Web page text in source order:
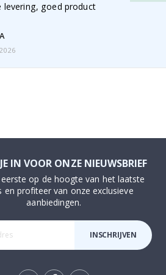
levering, goed product
IN VOOR ONZE NIEUWSBRIEF
op de hoogte van het laatste
en profiteer van onze exclusieve
aanbiedingen.
INSCHRIJVEN